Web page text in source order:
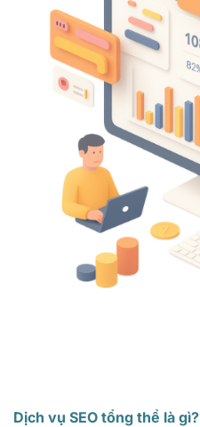
Dịch vụ SEO tổng thể là gì?